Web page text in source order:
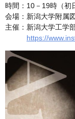
時間：10－19時（初
会場：新潟大学附属
主催：新潟大学工学
https://